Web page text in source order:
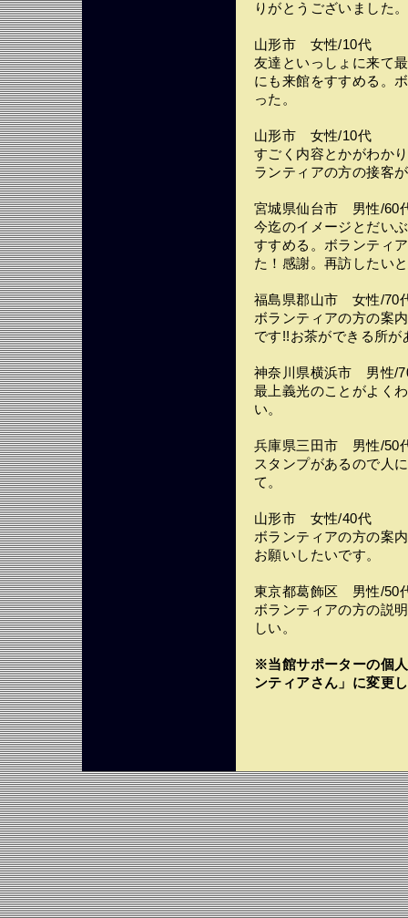
りがとうございました。
山形市 女性/10代
友達といっしょに来て
にも来館をすすめる。
った。
山形市 女性/10代
すごく内容とかがわか
ランティアの方の接客
宮城県仙台市 男性/60
今迄のイメージとだい
すすめる。ボランティ
た！感謝。再訪したい
福島県郡山市 女性/70
ボランティアの方の案
です!!お茶ができる所
神奈川県横浜市 男性/
最上義光のことがよく
い。
兵庫県三田市 男性/50
スタンプがあるので人
て。
山形市 女性/40代
ボランティアの方の案
お願いしたいです。
東京都葛飾区 男性/50
ボランティアの方の説
しい。
※当館サポーターの個
ンティアさん」に変更